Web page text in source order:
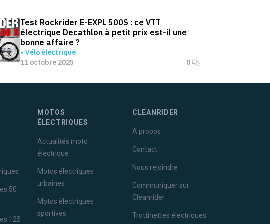
Test Rockrider E-EXPL 500S : ce VTT
électrique Decathlon à petit prix est-il une
bonne affaire ?
Vélo électrique
11 octobre 2025
0
50
125
MOTOS
ÉLECTRIQUES
Actualités moto
électrique
Motos électriques
urbaines
Motos électriques
sportives
CLEANRIDER
A propos
Contact
Nous rejoindre
Communiquer sur
Cleanrider
Trottinettes électriques